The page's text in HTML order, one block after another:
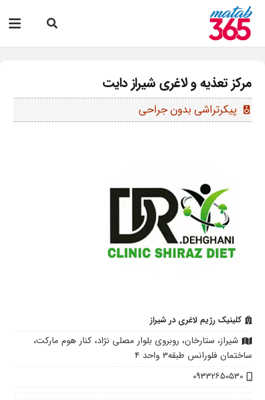
مرکز تعذیه و لاغری شیراز دایت
speaker پیکرتراشی بدون جراحی
کلینیک رژیم لاغری در شیراز
شیراز، ستارخان، روبروی بلوار مصلی نژاد، کنار هوم مارکت،
ساختمان فلورانس طبقه3 واحد 4
09332650530